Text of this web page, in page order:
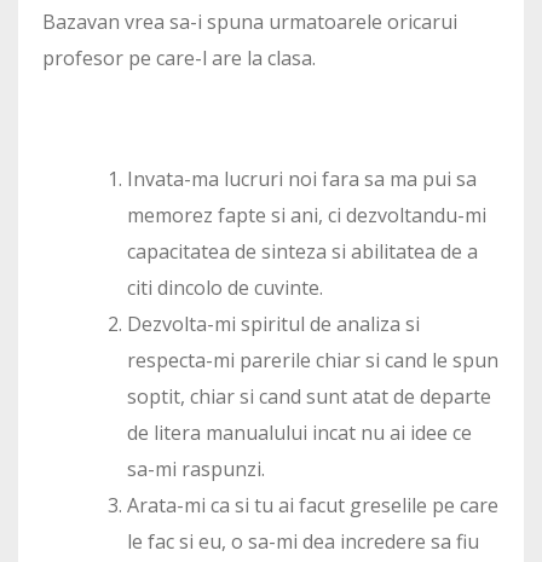
Bazavan vrea sa-i spuna urmatoarele oricarui
profesor pe care-l are la clasa.
Invata-ma lucruri noi fara sa ma pui sa
memorez fapte si ani, ci dezvoltandu-mi
capacitatea de sinteza si abilitatea de a
citi dincolo de cuvinte.
Dezvolta-mi spiritul de analiza si
respecta-mi parerile chiar si cand le spun
soptit, chiar si cand sunt atat de departe
de litera manualului incat nu ai idee ce
sa-mi raspunzi.
Arata-mi ca si tu ai facut greselile pe care
le fac si eu, o sa-mi dea incredere sa fiu